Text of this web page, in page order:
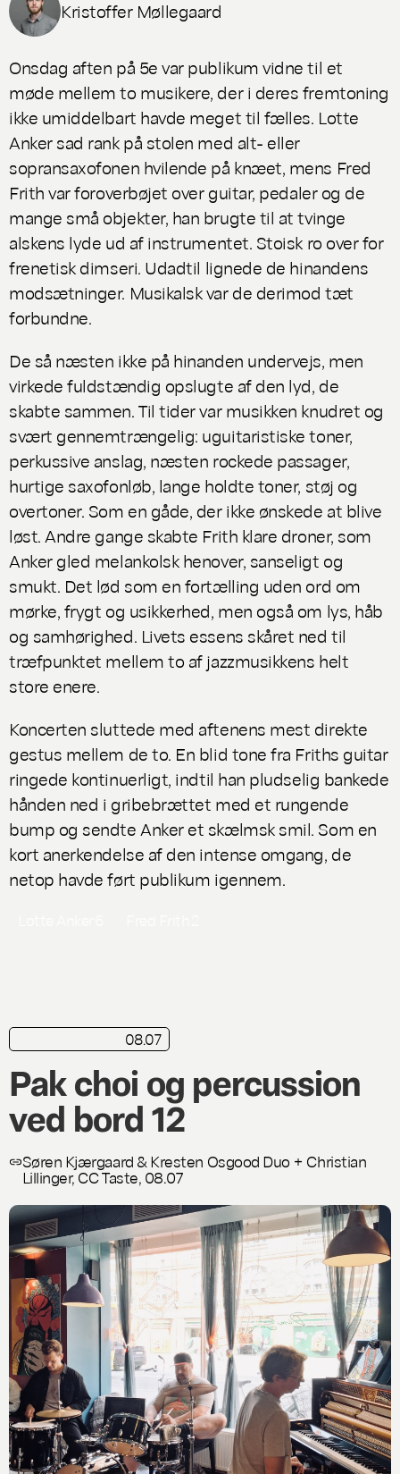
Kristoffer Møllegaard
Onsdag aften på 5e var publikum vidne til et
møde mellem to musikere, der i deres fremtoning
ikke umiddelbart havde meget til fælles. Lotte
Anker sad rank på stolen med alt- eller
sopransaxofonen hvilende på knæet, mens Fred
Frith var foroverbøjet over guitar, pedaler og de
mange små objekter, han brugte til at tvinge
alskens lyde ud af instrumentet. Stoisk ro over for
frenetisk dimseri. Udadtil lignede de hinandens
modsætninger. Musikalsk var de derimod tæt
forbundne.
De så næsten ikke på hinanden undervejs, men
virkede fuldstændig opslugte af den lyd, de
skabte sammen. Til tider var musikken knudret og
svært gennemtrængelig: uguitaristiske toner,
perkussive anslag, næsten rockede passager,
hurtige saxofonløb, lange holdte toner, støj og
overtoner. Som en gåde, der ikke ønskede at blive
løst. Andre gange skabte Frith klare droner, som
Anker gled melankolsk henover, sanseligt og
smukt. Det lød som en fortælling uden ord om
mørke, frygt og usikkerhed, men også om lys, håb
og samhørighed. Livets essens skåret ned til
træfpunktet mellem to af jazzmusikkens helt
store enere.
Koncerten sluttede med aftenens mest direkte
gestus mellem de to. En blid tone fra Friths guitar
ringede kontinuerligt, indtil han pludselig bankede
hånden ned i gribebrættet med et rungende
bump og sendte Anker et skælmsk smil. Som en
kort anerkendelse af den intense omgang, de
netop havde ført publikum igennem.
08.07
Pak choi og percussion
ved bord 12
Søren Kjærgaard & Kresten Osgood Duo + Christian
Lillinger, CC Taste, 08.07